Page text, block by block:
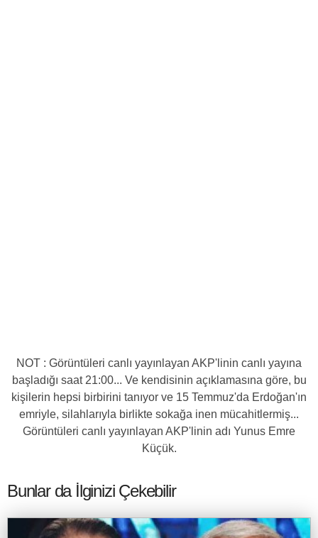
NOT : Görüntüleri canlı yayınlayan AKP'linin canlı yayına
başladığı saat 21:00... Ve kendisinin açıklamasına göre, bu
kişilerin hepsi birbirini tanıyor ve 15 Temmuz'da Erdoğan'ın
emriyle, silahlarıyla birlikte sokağa inen mücahitlermiş...
Görüntüleri canlı yayınlayan AKP'linin adı Yunus Emre
Küçük.
Bunlar da İlginizi Çekebilir